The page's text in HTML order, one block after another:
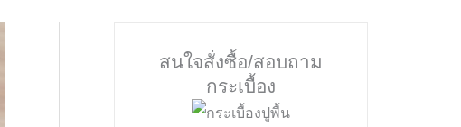
สนใจสั่งซื้อ/สอบถาม
กระเบื้อง